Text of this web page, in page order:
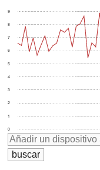
0
1
2
3
4
5
6
7
8
9